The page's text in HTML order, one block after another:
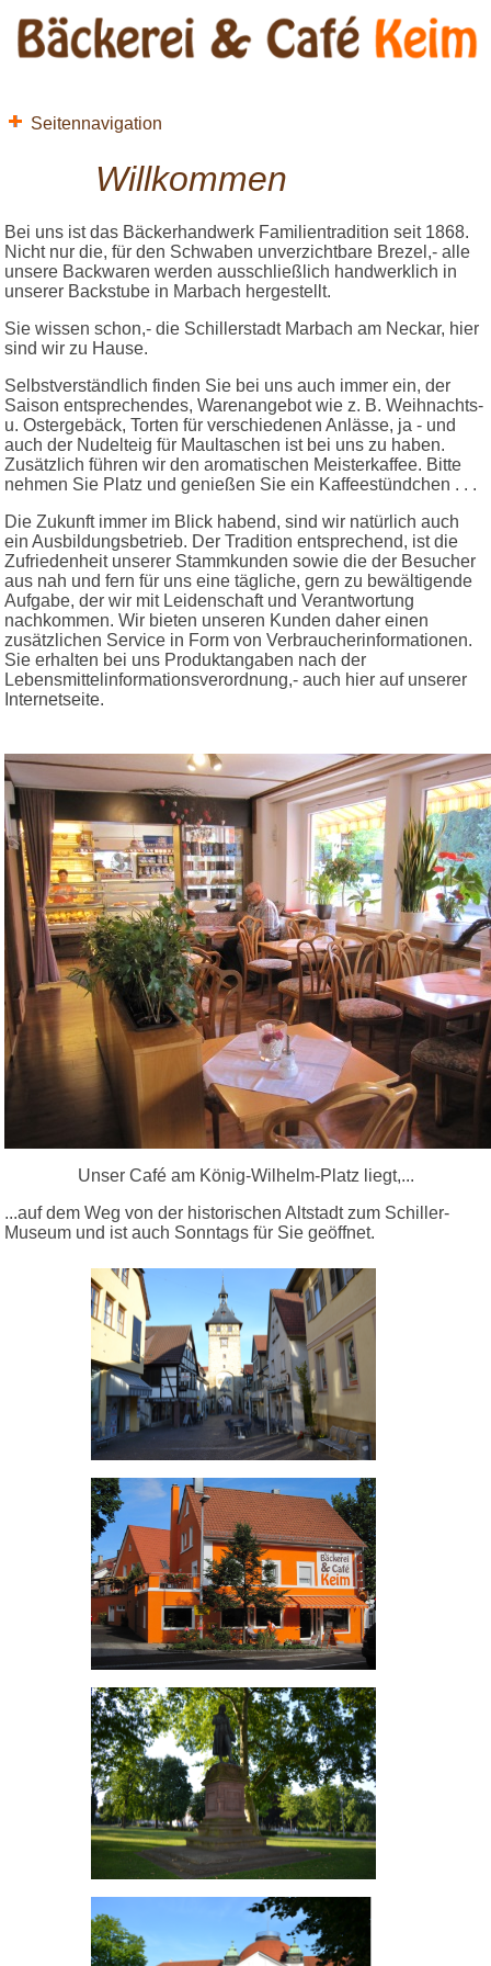
Seitennavigation
Willkommen
Bei uns ist das Bäckerhandwerk Familientradition seit 1868.
Nicht nur die, für den Schwaben unverzichtbare Brezel,- alle
unsere Backwaren werden ausschließlich handwerklich in
unserer Backstube in Marbach hergestellt.
Sie wissen schon,- die Schillerstadt Marbach am Neckar, hier
sind wir zu Hause.
Selbstverständlich finden Sie bei uns auch immer ein, der
Saison entsprechendes, Warenangebot wie z. B. Weihnachts-
u. Ostergebäck, Torten für verschiedenen Anlässe, ja - und
auch der Nudelteig für Maultaschen ist bei uns zu haben.
Zusätzlich führen wir den aromatischen Meisterkaffee. Bitte
nehmen Sie Platz und genießen Sie ein Kaffeestündchen . . .
Die Zukunft immer im Blick habend, sind wir natürlich auch
ein Ausbildungsbetrieb. Der Tradition entsprechend, ist die
Zufriedenheit unserer Stammkunden sowie die der Besucher
aus nah und fern für uns eine tägliche, gern zu bewältigende
Aufgabe, der wir mit Leidenschaft und Verantwortung
nachkommen. Wir bieten unseren Kunden daher einen
zusätzlichen Service in Form von Verbraucherinformationen.
Sie erhalten bei uns Produktangaben nach der
Lebensmittelinformationsverordnung,- auch hier auf unserer
Internetseite.
Unser Café am König-Wilhelm-Platz liegt,...
...auf dem Weg von der historischen Altstadt zum Schiller-
Museum und ist auch Sonntags für Sie geöffnet.